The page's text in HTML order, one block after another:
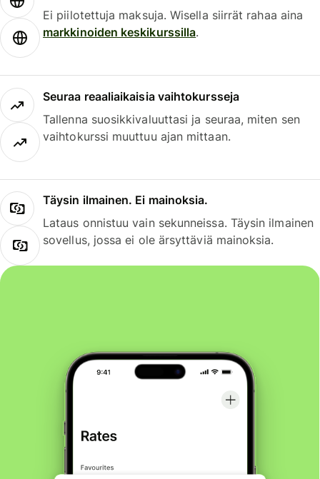
Ei piilotettuja maksuja. Wisella siirrät rahaa aina
markkinoiden keskikurssilla.
Seuraa reaaliaikaisia vaihtokursseja
Tallenna suosikkivaluuttasi ja seuraa, miten sen
vaihtokurssi muuttuu ajan mittaan.
Täysin ilmainen. Ei mainoksia.
Lataus onnistuu vain sekunneissa. Täysin ilmainen
sovellus, jossa ei ole ärsyttäviä mainoksia.